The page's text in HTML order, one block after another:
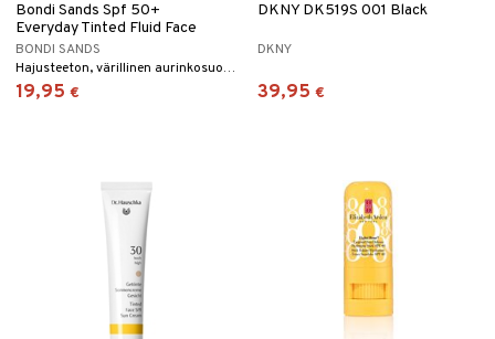
Bondi Sands Spf 50+
Everyday Tinted Fluid Face
BONDI SANDS
Hajusteeton, värillinen aurinkosuoja kasvoille, SPF 50, Bondi Sandsilta.
19,95 €
DKNY DK519S 001 Black
DKNY
39,95 €